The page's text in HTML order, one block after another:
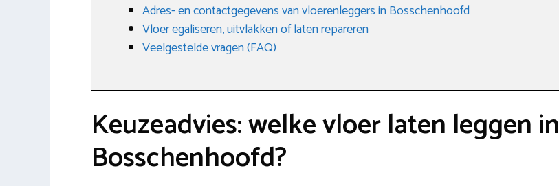
Adres- en contactgegevens van vloerenleggers in Bosschenhoofd
Vloer egaliseren, uitvlakken of laten repareren
Veelgestelde vragen (FAQ)
Keuzeadvies: welke vloer laten leggen in
Bosschenhoofd?